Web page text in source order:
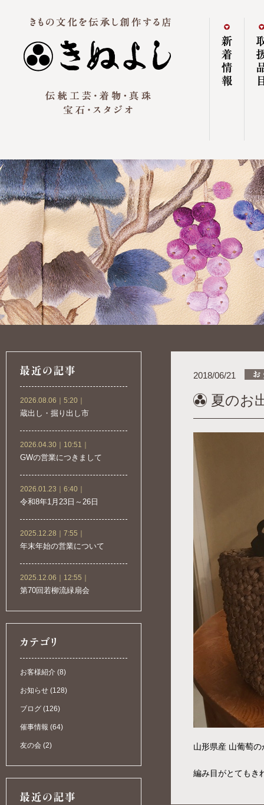
2026.08.06｜5:20｜
蔵出し・掘り出し市
2026.04.30｜10:51｜
GWの営業につきまして
2026.01.23｜6:40｜
令和8年1月23日～26日
2025.12.28｜7:55｜
年末年始の営業について
2025.12.06｜12:55｜
第70回若柳流緑扇会
お客様紹介 (8)
お知らせ (128)
ブログ (126)
催事情報 (64)
友の会 (2)
2018/06/21
夏のお
山形県産 山葡萄
編み目がとてもき